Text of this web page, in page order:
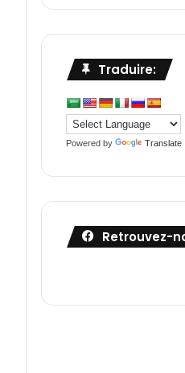
Traduire:
Powered by Translate
Retrouvez-